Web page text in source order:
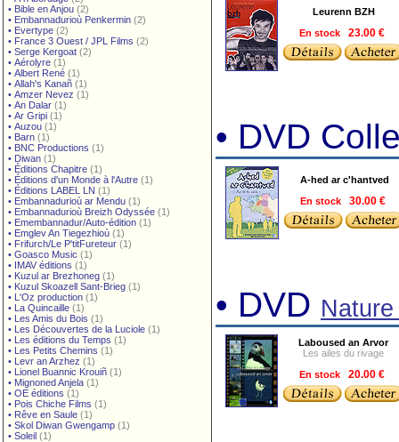
• Bible en Anjou (2)
• Embannadurioù Penkermin (2)
• Evertype (2)
• France 3 Ouest / JPL Films (2)
• Serge Kergoat (2)
• Aérolyre (1)
• Albert René (1)
• Allah's Kanañ (1)
• Amzer Nevez (1)
• An Dalar (1)
• Ar Gripi (1)
• Auzou (1)
• Barn (1)
• BNC Productions (1)
• Diwan (1)
• Éditions Chapitre (1)
• Éditions d'un Monde à l'Autre (1)
• Éditions LABEL LN (1)
• Embannadurioù ar Mendu (1)
• Embannadurioù Breizh Odyssée (1)
• Emembannadur/Auto-édition (1)
• Emglev An Tiegezhioù (1)
• Frifurch/Le P'titFureteur (1)
• Goasco Music (1)
• IMAV éditions (1)
• Kuzul ar Brezhoneg (1)
• Kuzul Skoazell Sant-Brieg (1)
• L'Oz production (1)
• La Quincaille (1)
• Les Amis du Bois (1)
• Les Découvertes de la Luciole (1)
• Les éditions du Temps (1)
• Les Petits Chemins (1)
• Levr an Arzhez (1)
• Lionel Buannic Krouiñ (1)
• Mignoned Anjela (1)
• OE éditions (1)
• Pois Chiche Films (1)
• Rêve en Saule (1)
• Skol Diwan Gwengamp (1)
• Soleil (1)
Leurenn BZH
En stock
23.00 €
• DVD
A-hed ar c'hantved
En stock
30.00 €
• DVD
Laboused an Arvor
Les ailes du rivage
En stock
20.00 €